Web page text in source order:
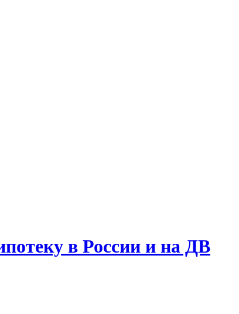
в России и на ДВ